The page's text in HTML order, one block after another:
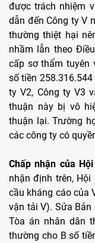
được trách nhiệm
dẫn đến Công ty V
thường thiệt hại
nhầm lẫn theo
cấp sơ thẩm tuyên
số tiền 258.316.544
ty V2, Công ty V3
thuận này bị vô
thuận lại. Trường
các công ty có
Chấp nhận của
nhận định trên,
cầu kháng cáo của
vận tải V). Sửa
Tòa án nhân dân
thường cho B số